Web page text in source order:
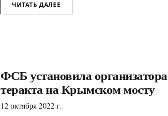
ЧИТАТЬ ДАЛЕЕ
ФСБ установила организатора
теракта на Крымском мосту
12 октября 2022 г.